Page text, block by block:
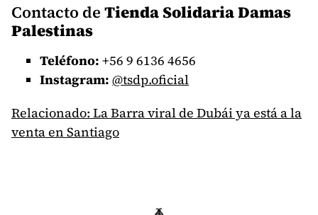
Contacto de Tienda Solidaria Damas
Palestinas
Teléfono: +56 9 6136 4656
Instagram: @tsdp.oficial
Relacionado: La Barra viral de Dubái ya está a la
venta en Santiago